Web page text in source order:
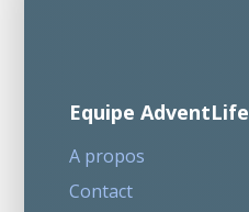
Equipe AdventLife
A propos
Contact